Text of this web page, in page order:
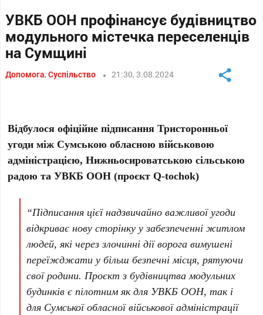
УВКБ ООН профінансує будівництво
модульного містечка переселенців
на Сумщині
Допомога,Суспільство 21:30, 3.08.2024
Відбулося офіційне підписання Тристоронньої
угоди між Сумською обласною військовою
адміністрацією, Нижньосироватською сільською
радою та УВКБ ООН (проєкт Q-tochok)
“Підписання цієї надзвичайно важливої угоди
відкриває нову сторінку у забезпеченні житлом
людей, які через злочинні дії ворога вимушені
переїжджати у більш безпечні місця, рятуючи
свої родини. Проєкт з будівництва модульних
будинків є пілотним як для УВКБ ООН, так і
для Сумської обласної військової адміністрації